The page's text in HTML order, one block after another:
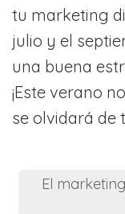
tu marketing
julio y el
una buena
¡Este verano
se olvidará de
El